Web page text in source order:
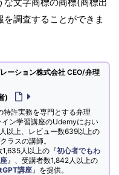
調査することができま
ーション株式会社 CEO/弁理
)
特許実務を専門とする弁理
ン学習講座のUdemyにおい
以上、レビュー数639以上の
ラスの講師。
人以上の『初心者でもわ
』、受講者数1,842人以上の
講座 』を提供。